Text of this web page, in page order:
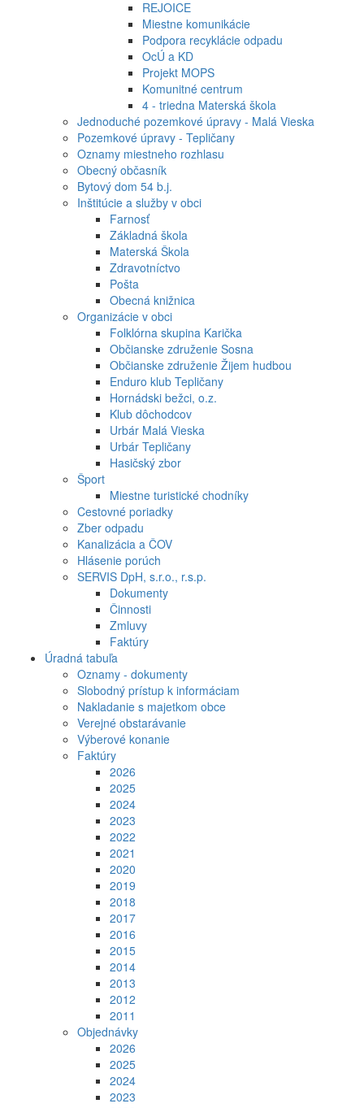
REJOICE
Miestne komunikácie
Podpora recyklácie odpadu
OcÚ a KD
Projekt MOPS
Komunitné centrum
4 - triedna Materská škola
Jednoduché pozemkové úpravy - Malá Vieska
Pozemkové úpravy - Tepličany
Oznamy miestneho rozhlasu
Obecný občasník
Bytový dom 54 b.j.
Inštitúcie a služby v obci
Farnosť
Základná škola
Materská Škola
Zdravotníctvo
Pošta
Obecná knižnica
Organizácie v obci
Folklórna skupina Karička
Občianske združenie Sosna
Občianske združenie Žijem hudbou
Enduro klub Tepličany
Hornádski bežci, o.z.
Klub dôchodcov
Urbár Malá Vieska
Urbár Tepličany
Hasičský zbor
Šport
Miestne turistické chodníky
Cestovné poriadky
Zber odpadu
Kanalizácia a ČOV
Hlásenie porúch
SERVIS DpH, s.r.o., r.s.p.
Dokumenty
Činnosti
Zmluvy
Faktúry
Úradná tabuľa
Oznamy - dokumenty
Slobodný prístup k informáciam
Nakladanie s majetkom obce
Verejné obstarávanie
Výberové konanie
Faktúry
2026
2025
2024
2023
2022
2021
2020
2019
2018
2017
2016
2015
2014
2013
2012
2011
Objednávky
2026
2025
2024
2023